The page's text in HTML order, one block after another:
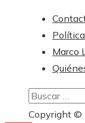
Marco
Buscar:
Copyright ©